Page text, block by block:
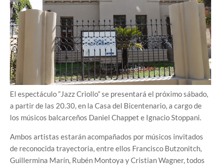
El espectáculo “Jazz Criollo” se presentará el próximo sábado,
a partir de las 20.30, en la Casa del Bicentenario, a cargo de
los músicos balcarceños Daniel Chappet e Ignacio Stoppani.
Ambos artistas estarán acompañados por músicos invitados
de reconocida trayectoria, entre ellos Francisco Butzonitch,
Guillermina Marín, Rubén Montoya y Cristian Wagner, todos